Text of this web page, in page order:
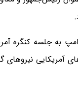
به جلسه کنگره
آمریکایی نیروهای